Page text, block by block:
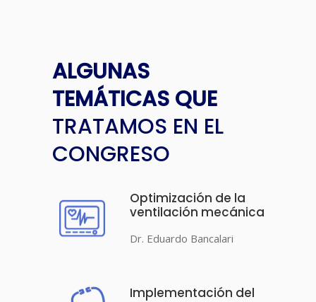
ALGUNAS
TEMÁTICAS QUE
TRATAMOS EN EL
CONGRESO
Optimización de la
ventilación mecánica
Dr. Eduardo Bancalari
Implementación del